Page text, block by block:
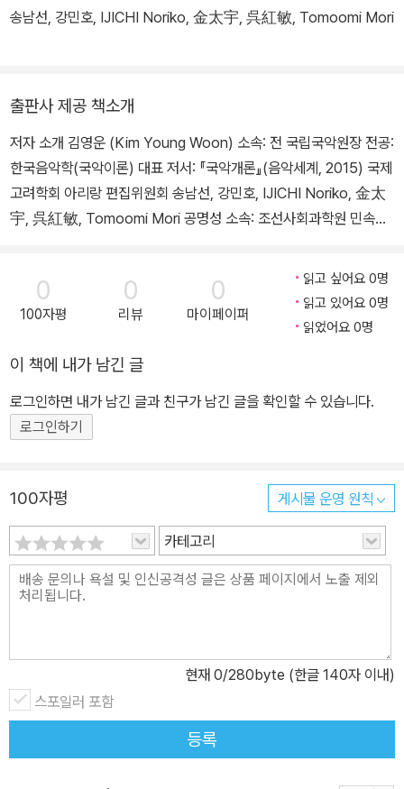
송남선, 강민호, IJICHI Noriko, 金太宇, 呉紅敏, Tomoomi Mori
출판사 제공 책소개
저자 소개 김영운 (Kim Young Woon) 소속: 전 국립국악원장 전공:
한국음악학(국악이론) 대표 저서: 『국악개론』(음악세계, 2015) 국제
고려학회 아리랑 편집위원회 송남선, 강민호, IJICHI Noriko, 金太
宇, 呉紅敏, Tomoomi Mori 공명성 소속: 조선사회과학원 민속학
전남대학교 국악학과 교수 전공: 국악이론 대표저서: 『음악인류학』
(전남대학교출판문화원, 2018) 무토 유우(MUTO Yu, 武藤 優)
(北海道大学大学院メディア・コミュニケーション研究員学
術研究員) 대표 저서: 「戦時日本における『朝鮮』エンターテイ
ンメント」(2025) 李里花(編)『日韓スタディーズ「日韓」を超え
て』2 (交差する文化と境界), ナカニシヤ出版, 237-282. 김선
디 (Peter Moody) 소속: 조지 워싱턴 대학교 연구원 및 겸임교수
(Research Fellow and Professorial Lecturer, The George W
ashington University) 전공: 동아시아역사 (East Asian Histor
y) 대표 저서: Moody, Peter G. “Cementing the Sounds of St
ate-Building: Early North Korean Mass Music and Staged
속: 중앙대학교 중앙사학연구소 부교수 전공: 일본문화연구, 접경연
구 대표 저서: 2015「오키나와의 아리랑: 미군정기 오키나와의 잔류
조선인들과 남북한」 『대동문화연구』89. 김리화 (KIM Rihwa, 金理
花) 소속: 도쿄외국어대학 특별연구원 / 도시샤대학 코리아연구센터
0
100자평
0
리뷰
0
마이페이퍼
읽고 싶어요 0명
읽고 있어요 0명
읽었어요 0명
이 책에 내가 남긴 글
로그인하면 내가 남긴 글과 친구가 남긴 글을 확인할 수 있습니다.
로그인하기
100자평 게시물 운영 원칙
카테고리
현재 0/280byte (한글 140자 이내)
스포일러 포함
등록